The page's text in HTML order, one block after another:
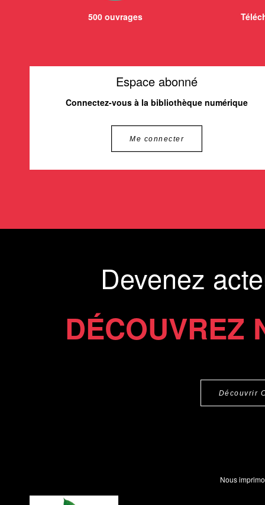
500 ouvrages
Espace abonné
Connectez-vous à la bibliothèque numérique
Me connecter
Devenez
DÉCOUVREZ
Découvrir
Nous